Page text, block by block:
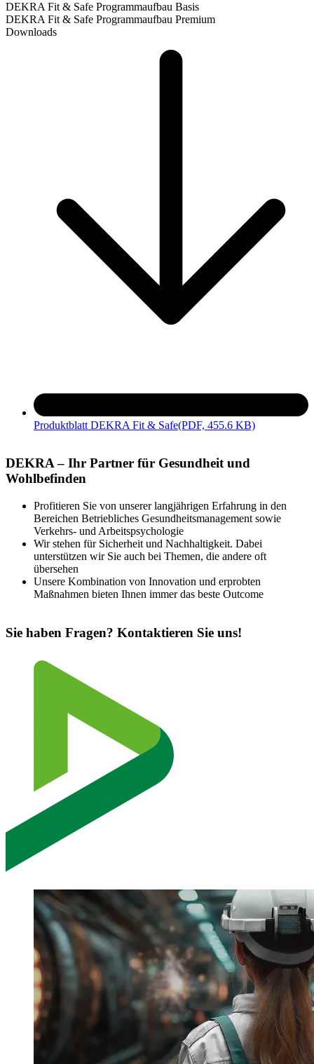
DEKRA Fit & Safe Programmaufbau Basis
DEKRA Fit & Safe Programmaufbau Premium
Downloads
Produktblatt DEKRA Fit & Safe(PDF, 455.6 KB)
DEKRA – Ihr Partner für Gesundheit und
Wohlbefinden
Profitieren Sie von unserer langjährigen Erfahrung in den
Bereichen Betriebliches Gesundheitsmanagement sowie
Verkehrs- und Arbeitspsychologie
Wir stehen für Sicherheit und Nachhaltigkeit. Dabei
unterstützen wir Sie auch bei Themen, die andere oft
übersehen
Unsere Kombination von Innovation und erprobten
Maßnahmen bieten Ihnen immer das beste Outcome
Sie haben Fragen? Kontaktieren Sie uns!